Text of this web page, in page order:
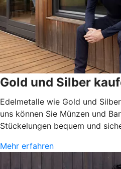
Gold und Silber
Edelmetalle wie Gold und
uns können Sie Münzen und
Stückelungen bequem und
Mehr erfahren